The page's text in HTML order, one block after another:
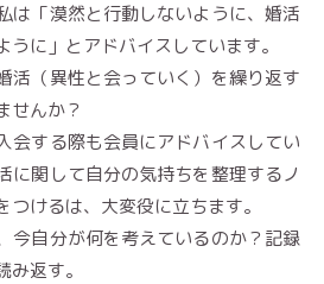
は「漠然と行動しないように、婚活
うに」とアドバイスしています。
活（異性と会っていく）を繰り返す
せんか？
会する際も会員にアドバイスしてい
に関して自分の気持ちを整理するノ
けるは、大変役に立ちます。
今自分が何を考えているのか？記録
返す。